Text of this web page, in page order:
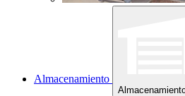
Almacenamiento